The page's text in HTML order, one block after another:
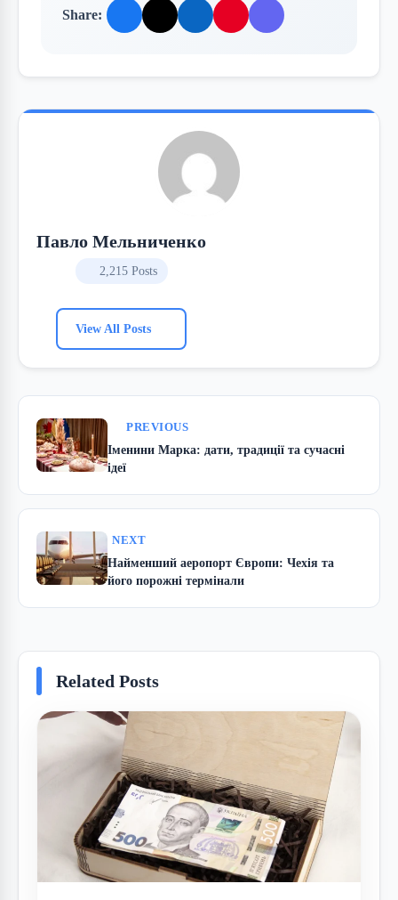
Share:
Павло Мельниченко
2,215 Posts
View All Posts
PREVIOUS
Іменини Марка: дати, традиції та сучасні
ідеї
NEXT
Найменший аеропорт Європи: Чехія та
його порожні термінали
Related Posts